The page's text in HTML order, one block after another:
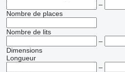
–
Nombre de places
Nombre de lits
–
Dimensions
Longueur
–